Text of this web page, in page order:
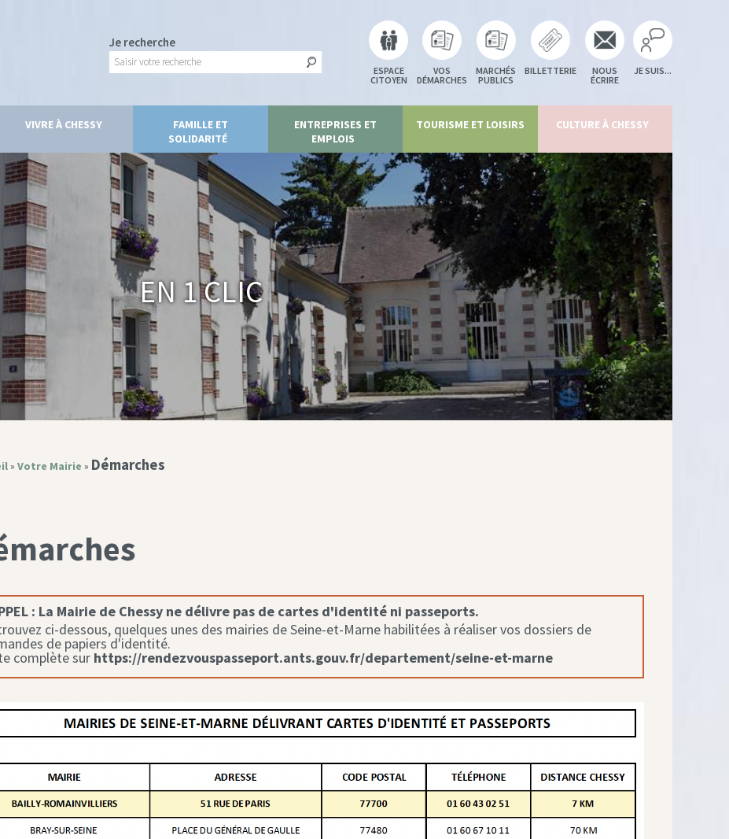
Je recherche
ESPACE
CITOYEN
VOS
DÉMARCHES
MARCHÉS
PUBLICS
BILLETTERIE
NOUS
ÉCRIRE
JE SUIS...
VIVRE À CHESSY
FAMILLE ET
SOLIDARITÉ
ENTREPRISES ET
EMPLOIS
TOURISME ET LOISIRS CULTURE À CHESSY
En 1 clic
» Votre Mairie » Démarches
: La Mairie de Chessy ne délivre pas de cartes d'identité ni passeports.
ci-dessous, quelques unes des mairies de Seine-et-Marne habilitées à réaliser vos dossiers de
de papiers d'identité.
complète sur https://rendezvouspasseport.ants.gouv.fr/departement/seine-et-marne